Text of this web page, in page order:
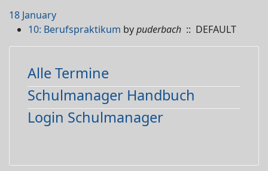
18 January
10: Berufspraktikum bypuderbach :: DEFAULT
Alle Termine
Schulmanager Handbuch
Login Schulmanager